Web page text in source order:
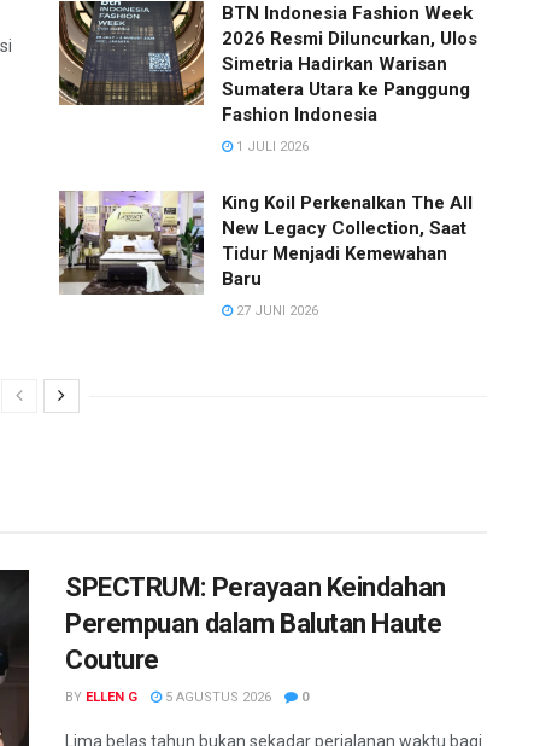
BTN Indonesia Fashion Week
2026 Resmi Diluncurkan, Ulos
Simetria Hadirkan Warisan
Sumatera Utara ke Panggung
Fashion Indonesia
1 JULI 2026
King Koil Perkenalkan The All
New Legacy Collection, Saat
Tidur Menjadi Kemewahan
Baru
27 JUNI 2026
SPECTRUM: Perayaan Keindahan
Perempuan dalam Balutan Haute
Couture
BY ELLEN G 5 AGUSTUS 2026 0
Lima belas tahun bukan sekadar perjalanan waktu bagi